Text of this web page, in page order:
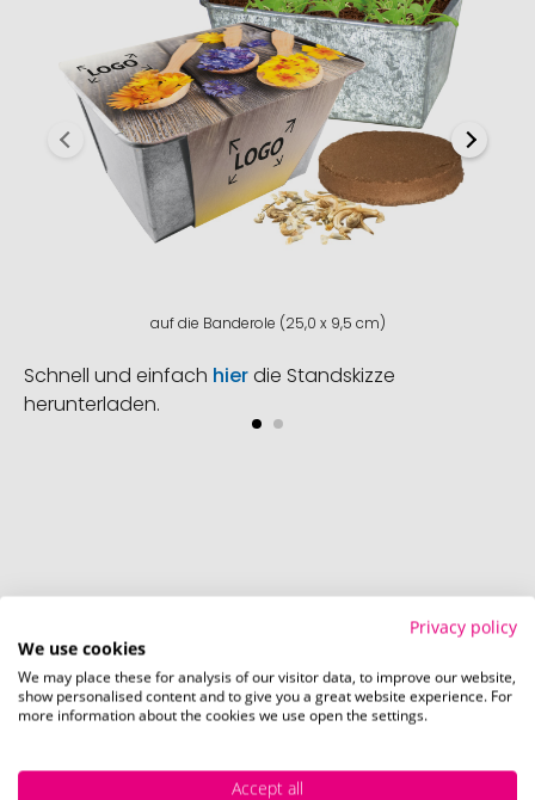
auf die Banderole (25,0 x 9,5 cm)
Schnell und einfach hierdie Standskizze
herunterladen.
Privacy policy
We use cookies
We may place these for analysis of our visitor data, to improve our website,
show personalised content and to give you a great website experience. For
more information about the cookies we use open the settings.
Accept all